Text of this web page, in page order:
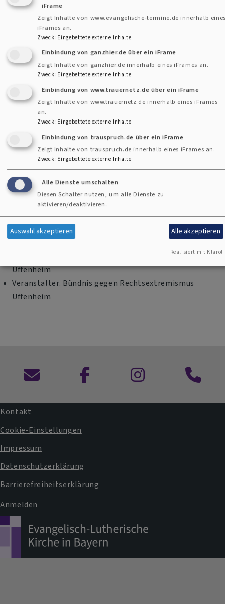
Dr. Susanne Espenschied-Raps
Veranstaltungshinweis:
Ich bin ausgestiegen - ein ehemaliges AfD-Mitglied
erzählt
um 19:00 Uhr im Haus der Kirche in
Uffenheim
Veranstalter. Bündnis gegen Rechtsextremismus
Uffenheim
Kontaktformular
Fußbereichsmenü
Kontakt
Cookie-Einstellungen
Impressum
Datenschutzerklärung
Barrierefreiheitserklärung
Benutzermenü
Anmelden
iFrame
Zeigt Inhalte von www.evangelische-termine.de innerhalb
iFrames an.
Zweck: Eingebettete externe Inhalte
Einbindung von ganzhier.de über ein iFrame
Zeigt Inhalte von ganzhier.de innerhalb eines iFrames an.
Zweck: Eingebettete externe Inhalte
Einbindung von www.trauernetz.de über ein iFrame
Zeigt Inhalte von www.trauernetz.de innerhalb eines iFrames
an.
Zweck: Eingebettete externe Inhalte
Einbindung von trauspruch.de über ein iFrame
Zeigt Inhalte von trauspruch.de innerhalb eines iFrames an.
Zweck: Eingebettete externe Inhalte
Alle Dienste umschalten
Diesen Schalter nutzen, um alle Dienste zu
aktivieren/deaktivieren.
Auswahl akzeptieren Alle akzeptieren
Realisiert mit Klaro!